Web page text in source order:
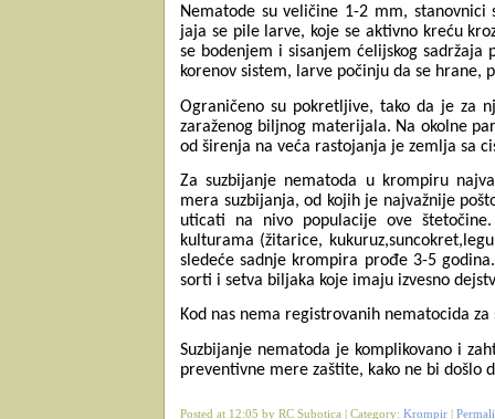
Nematode su veličine 1-2 mm,
jaja se pile larve, koje se aktivno kreću
se bodenjem i sisanjem ćelijskog
korenov sistem, larve počinju da se
Ograničeno su pokretljive, tako da je za
zaraženog biljnog materijala. Na okolne
od širenja na veća rastojanja je zemlja sa
Za suzbijanje nematoda u krompiru
mera suzbijanja, od kojih je najvažnije
uticati na nivo populacije ove
kulturama (žitarice,
sledeće sadnje krompira prođe 3-5
sorti i setva biljaka koje imaju izvesno
Kod nas nema registrovanih nematocida
Suzbijanje nematoda je komplikovano i
preventivne mere zaštite, kako ne bi došlo
Posted at 12:05 by RC Subotica | Category: Krompir